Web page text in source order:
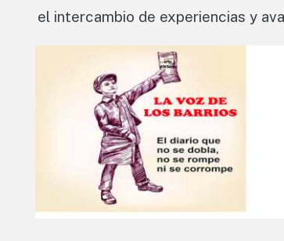
el intercambio de experiencias y